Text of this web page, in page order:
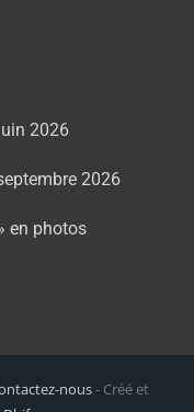
2026
2026
en photos
nous- Créé et